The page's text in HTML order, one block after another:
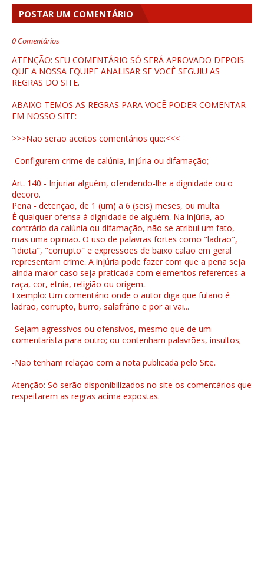
POSTAR UM COMENTÁRIO
0 Comentários
ATENÇÃO: SEU COMENTÁRIO SÓ SERÁ APROVADO DEPOIS
QUE A NOSSA EQUIPE ANALISAR SE VOCÊ SEGUIU AS
REGRAS DO SITE.
ABAIXO TEMOS AS REGRAS PARA VOCÊ PODER COMENTAR
EM NOSSO SITE:
>>>Não serão aceitos comentários que:<<<
-Configurem crime de calúnia, injúria ou difamação;
Art. 140 - Injuriar alguém, ofendendo-lhe a dignidade ou o
decoro.
Pena - detenção, de 1 (um) a 6 (seis) meses, ou multa.
É qualquer ofensa à dignidade de alguém. Na injúria, ao
contrário da calúnia ou difamação, não se atribui um fato,
mas uma opinião. O uso de palavras fortes como "ladrão",
"idiota", "corrupto" e expressões de baixo calão em geral
representam crime. A injúria pode fazer com que a pena seja
ainda maior caso seja praticada com elementos referentes a
raça, cor, etnia, religião ou origem.
Exemplo: Um comentário onde o autor diga que fulano é
ladrão, corrupto, burro, salafrário e por ai vai...
-Sejam agressivos ou ofensivos, mesmo que de um
comentarista para outro; ou contenham palavrões, insultos;
-Não tenham relação com a nota publicada pelo Site.
Atenção: Só serão disponibilizados no site os comentários que
respeitarem as regras acima expostas.